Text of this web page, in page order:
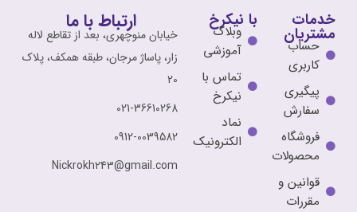
خدمات
مشتریان
حساب
کاربری
پیگیری
سفارش
فروشگاه
محصولات
قوانین و
مقررات
با نیکرخ
وبلاگ
آموزشی
تماس با
نیکرخ
نماد
الکترونیک
ارتباط با ما
خیابان منوچهری، بعد از تقاطع لاله
زار، پاساژ مرجان، طبقه همکف، پلاک
20
021-36610268
0912-0039582
Nickrokh243@gmail.com